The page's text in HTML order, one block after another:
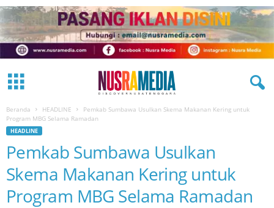
Beranda HEADLINE
Pemkab Sumbawa Usulkan Skema Makanan Kering untuk
Program MBG Selama Ramadan
HEADLINE
Pemkab Sumbawa Usulkan
Skema Makanan Kering untuk
Program MBG Selama Ramadan